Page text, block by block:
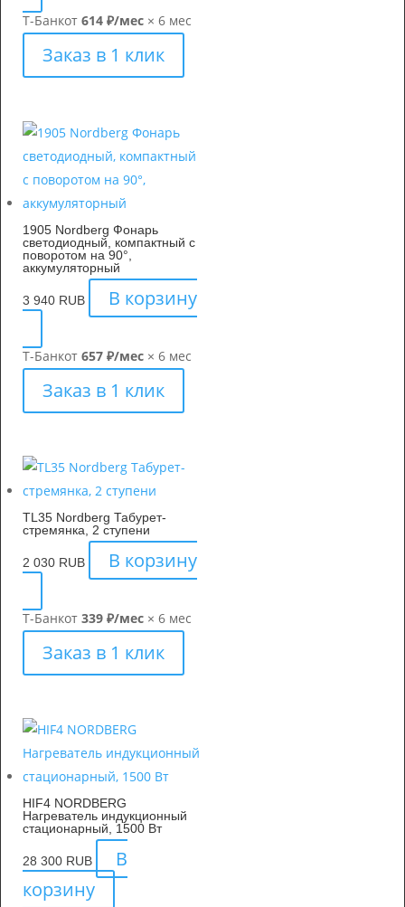
Т-Банкот 614 ₽/мес × 6 мес
Заказ в 1 клик
1905 Nordberg Фонарь
светодиодный, компактный с
поворотом на 90°,
аккумуляторный
3 940 RUB В корзину
Т-Банкот 657 ₽/мес × 6 мес
Заказ в 1 клик
TL35 Nordberg Табурет-
стремянка, 2 ступени
2 030 RUB В корзину
Т-Банкот 339 ₽/мес × 6 мес
Заказ в 1 клик
HIF4 NORDBERG
Нагреватель индукционный
стационарный, 1500 Вт
28 300 RUB
В
корзину